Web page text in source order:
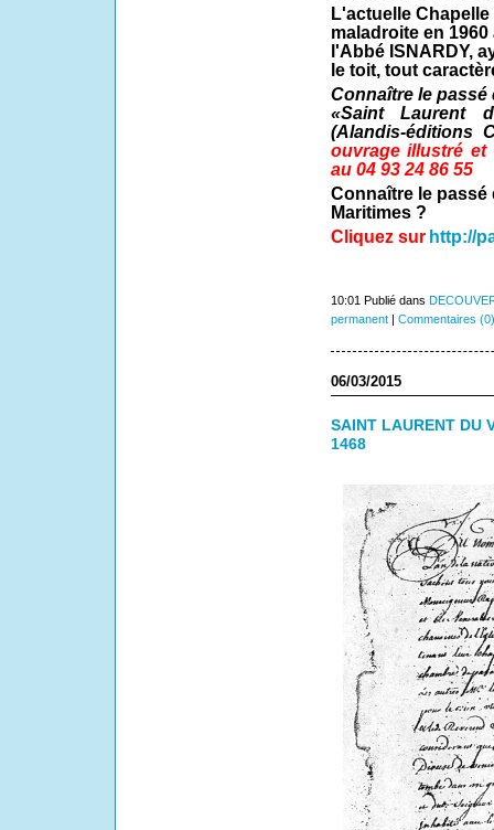
L'actuelle
maladroite en
l'Abbé ISNARDY,
le toit, tout
Connaître le passé
«Saint Laurent
(Alandis-éditions
ouvrage illustré et
au 04 93 24 86 55
Connaître le passé
Maritimes ?
Cliquez sur http://
10:01 Publié dans
permanent| Commentaires (0)
06/03/2015
SAINT LAURENT DU
1468